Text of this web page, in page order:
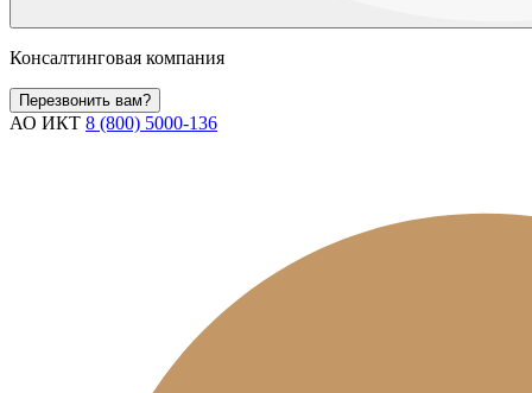
Консалтинговая компания
Перезвонить вам?
АО ИКТ 8 (800) 5000-136